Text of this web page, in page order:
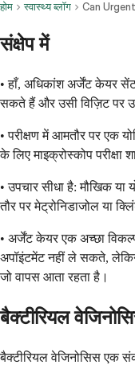
होम स्वास्थ्य ब्लॉग Can
संक्षेप में
• हाँ, अधिकांश अर्जेंट केयर
सकते हैं और उसी विज़िट पर
• परीक्षण में आमतौर पर एक
के लिए माइक्रोस्कोप परीक्षा
• उपचार सीधा है: मौखिक
तौर पर मेट्रोनिडाजोल या
• अर्जेंट केयर एक अच्छा
अपॉइंटमेंट नहीं ले सकते,
जो वापस आता रहता है।
बैक्टीरियल
बैक्टीरियल वेजिनोसिस एक